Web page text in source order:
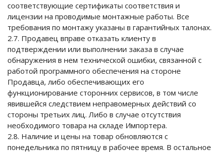
соответствующие сертификаты соответствия и
лицензии на проводимые монтажные работы. Все
требования по монтажу указаны в гарантийных талонах.
2.7. Продавец вправе отказать клиенту в
подтверждении или выполнении заказа в случае
обнаружения в нем технической ошибки, связанной с
работой программного обеспечения на стороне
Продавца, либо обеспечивающих его
функционирование сторонних сервисов, в том числе
явившейся следствием неправомерных действий со
стороны третьих лиц. Либо в случае отсутствия
необходимого товара на складе Импортера.
2.8. Наличие и цены на товар обновляются с
понедельника по пятницу в рабочее время. В остальное